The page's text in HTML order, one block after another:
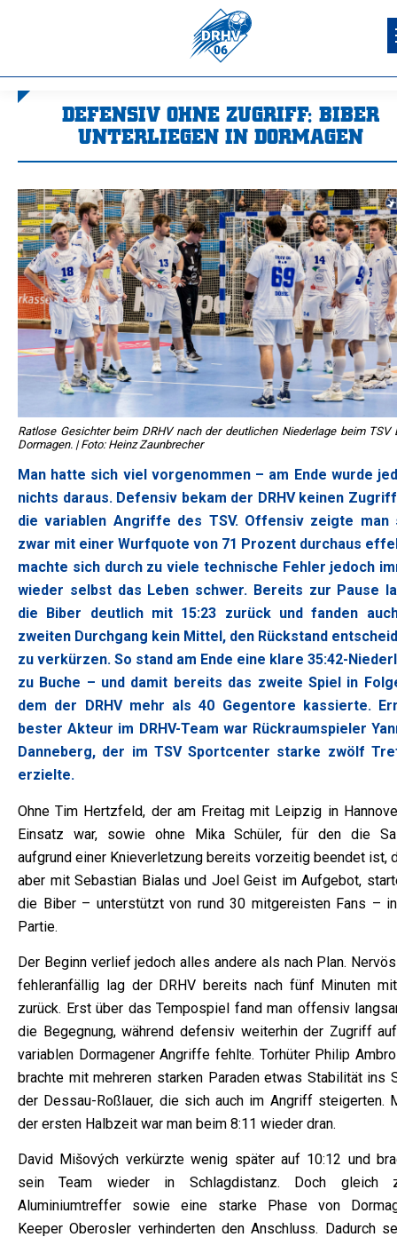
DEFENSIV OHNE ZUGRIFF: BIBER
UNTERLIEGEN IN DORMAGEN
Ratlose Gesichter beim DRHV nach der deutlichen Niederlage beim TSV
Dormagen. | Foto: Heinz Zaunbrecher
Man hatte sich viel vorgenommen – am Ende wurde
nichts daraus. Defensiv bekam der DRHV keinen
die variablen Angriffe des TSV. Offensiv zeigte man
zwar mit einer Wurfquote von 71 Prozent durchaus
machte sich durch zu viele technische Fehler jedoch
wieder selbst das Leben schwer. Bereits zur Pause
die Biber deutlich mit 15:23 zurück und fanden
zweiten Durchgang kein Mittel, den Rückstand
zu verkürzen. So stand am Ende eine klare 35:42-
zu Buche – und damit bereits das zweite Spiel in
dem der DRHV mehr als 40 Gegentore kassierte.
bester Akteur im DRHV-Team war Rückraumspieler
Danneberg, der im TSV Sportcenter starke zwölf
erzielte.
Ohne Tim Hertzfeld, der am Freitag mit Leipzig in
Einsatz war, sowie ohne Mika Schüler, für den die
aufgrund einer Knieverletzung bereits vorzeitig beendet ist,
aber mit Sebastian Bialas und Joel Geist im Aufgebot,
die Biber – unterstützt von rund 30 mitgereisten Fans –
Partie.
Der Beginn verlief jedoch alles andere als nach Plan.
fehleranfällig lag der DRHV bereits nach fünf Minuten
zurück. Erst über das Tempospiel fand man offensiv
die Begegnung, während defensiv weiterhin der Zugriff
variablen Dormagener Angriffe fehlte. Torhüter Philip
brachte mit mehreren starken Paraden etwas Stabilität ins
der Dessau-Roßlauer, die sich auch im Angriff steigerten.
der ersten Halbzeit war man beim 8:11 wieder dran.
David Mišových verkürzte wenig später auf 10:12 und
sein Team wieder in Schlagdistanz. Doch gleich
Aluminiumtreffer sowie eine starke Phase von
Keeper Oberosler verhinderten den Anschluss. Dadurch